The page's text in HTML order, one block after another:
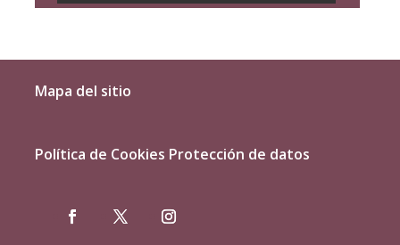
Mapa del sitio
Política de Cookies Protección de datos